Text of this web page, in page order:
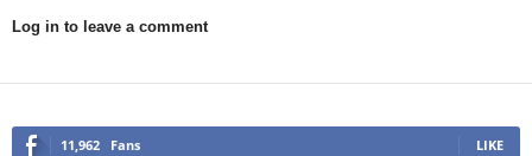
Log in to leave a comment
11,962 Fans LIKE